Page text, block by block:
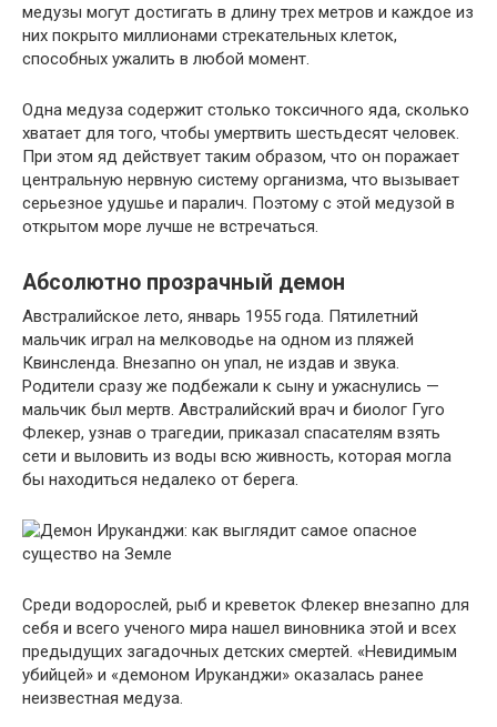
медузы могут достигать в длину трех метров и каждое из
них покрыто миллионами стрекательных клеток,
способных ужалить в любой момент.
Одна медуза содержит столько токсичного яда, сколько
хватает для того, чтобы умертвить шестьдесят человек.
При этом яд действует таким образом, что он поражает
центральную нервную систему организма, что вызывает
серьезное удушье и паралич. Поэтому с этой медузой в
открытом море лучше не встречаться.
Абсолютно прозрачный демон
Австралийское лето, январь 1955 года. Пятилетний
мальчик играл на мелководье на одном из пляжей
Квинсленда. Внезапно он упал, не издав и звука.
Родители сразу же подбежали к сыну и ужаснулись —
мальчик был мертв. Австралийский врач и биолог Гуго
Флекер, узнав о трагедии, приказал спасателям взять
сети и выловить из воды всю живность, которая могла
бы находиться недалеко от берега.
Среди водорослей, рыб и креветок Флекер внезапно для
себя и всего ученого мира нашел виновника этой и всех
предыдущих загадочных детских смертей. «Невидимым
убийцей» и «демоном Ируканджи» оказалась ранее
неизвестная медуза.